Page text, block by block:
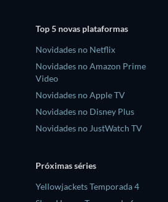
Top 5 novas plataformas
Novidades no Netflix
Novidades no Amazon Prime
Video
Novidades no Apple TV
Novidades no Disney Plus
Novidades no JustWatch TV
Próximas séries
Yellowjackets Temporada 4